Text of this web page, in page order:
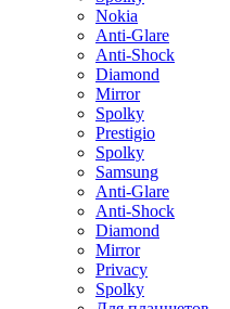
Nokia
Anti-Glare
Anti-Shock
Diamond
Mirror
Spolky
Prestigio
Spolky
Samsung
Anti-Glare
Anti-Shock
Diamond
Mirror
Privacy
Spolky